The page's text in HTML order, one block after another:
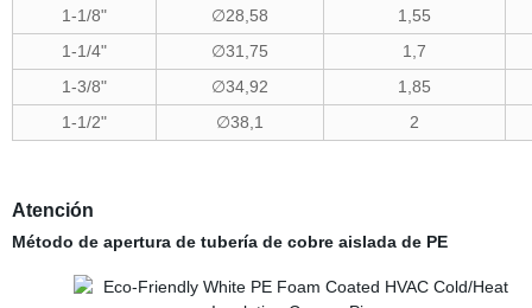
1-1/8"
∅28,58
1,55
1-1/4"
∅31,75
1,7
1-3/8"
∅34,92
1,85
1-1/2"
∅38,1 2
Atención
Método de apertura de tubería de cobre aislada de PE